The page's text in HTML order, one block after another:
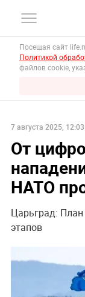
Посещая сайт
Политикой
файлов cookie,
7 августа 2025, 12:03
От
НАТО
Царьград: План
этапов